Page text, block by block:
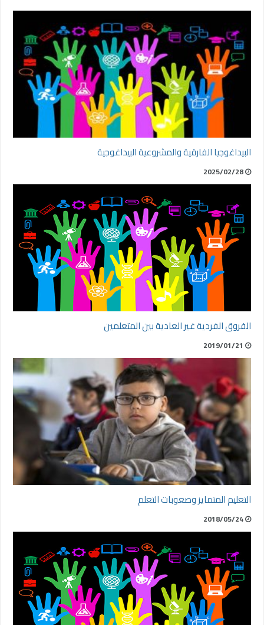
البيداغوجيا الفارقية والمشروعية البيداغوجية
2025/02/28
الفروق الفردية غير العادية بين المتعلمين
2019/01/21
التعليم المتمايز وصعوبات التعلم
2018/05/24